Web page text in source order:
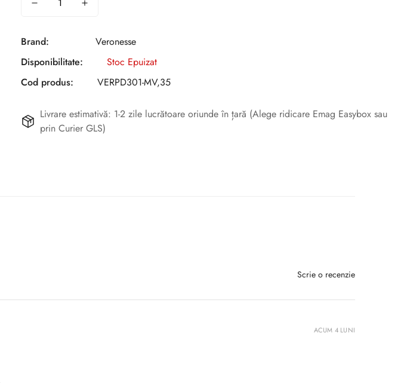
Brand:
Veronesse
Disponibilitate:
Stoc Epuizat
Cod produs:
VERPD301-MV,35
Livrare estimativă: 1-2 zile lucrătoare oriunde în țară (Alege ridicare Emag Easybox sau
prin Curier GLS)
Scrie o recenzie
ACUM 4 LUNI